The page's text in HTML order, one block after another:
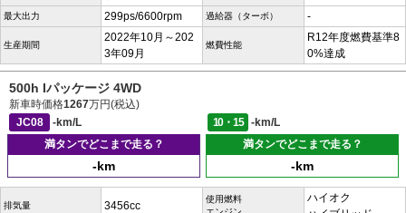
最大出力 299ps/6600rpm 過給器（ターボ） -
生産期間
2022年10月～202
3年09月
燃費性能
R12年度燃費基準8
0%達成
500h Iパッケージ 4WD
新車時価格1267万円(税込)
JC08
-km/L 10・15
-km/L
満タンでどこまで走る？
-km
満タンでどこまで走る？
-km
排気量 3456cc
使用燃料
ハイオク